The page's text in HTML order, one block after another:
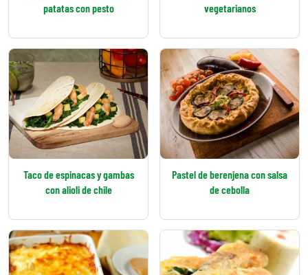
patatas con pesto
vegetarianos
Taco de espinacas y gambas
con alioli de chile
Pastel de berenjena con salsa
de cebolla